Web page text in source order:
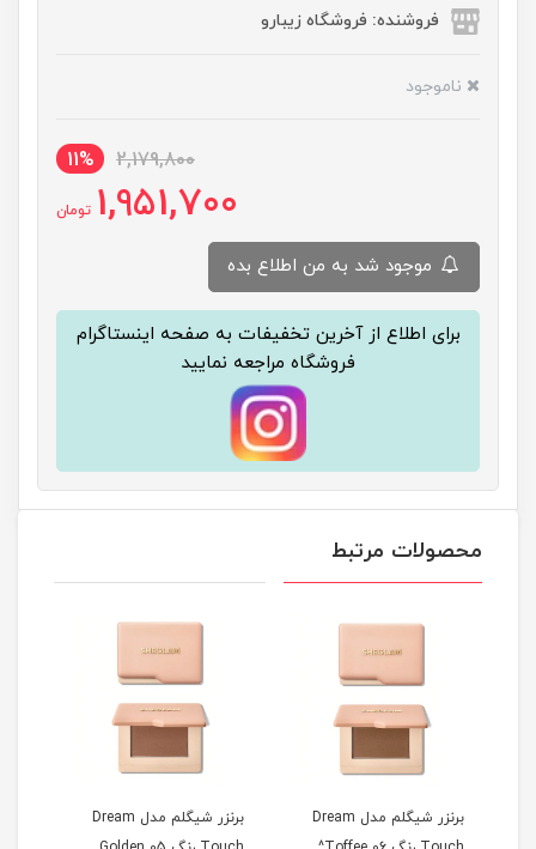
فروشنده: فروشگاه زیبارو
ناموجود
2,179,800
11%
1,951,700 تومان
برای اطلاع از آخرین تخفیفات به صفحه اینستاگرام
فروشگاه مراجعه نمایید
محصولات مرتبط
برنزر شیگلم مدل Dream
برنزر شیگلم مدل Dream